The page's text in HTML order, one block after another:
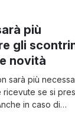
più
gli
novità
sarà più
ricevute se si
in caso di
invece avviene